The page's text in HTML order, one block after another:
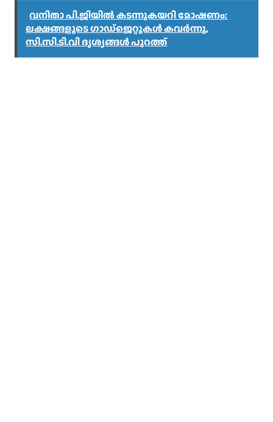
വനിതാ പി.ജിയിൽ കടന്നുകയറി മോഷണം:
ലക്ഷങ്ങളുടെ ഗാഡ്‌ജെറ്റുകൾ കവർന്നു,
സി.സി.ടി.വി ദൃശ്യങ്ങൾ പുറത്ത്